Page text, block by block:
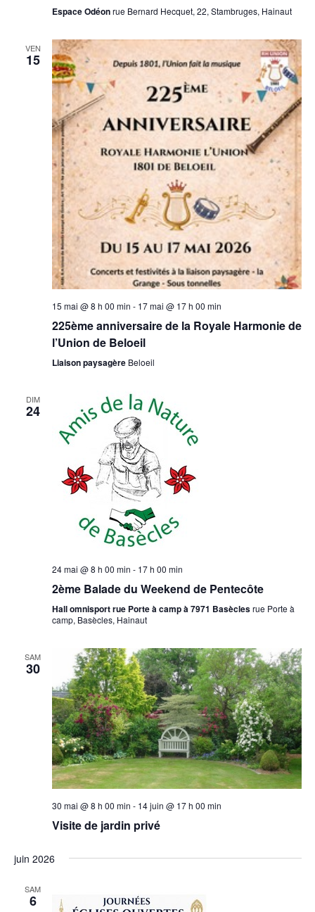
Espace Odéonrue Bernard Hecquet, 22, Stambruges, Hainaut
VEN
15
15 mai @ 8 h 00 min - 17 mai @ 17 h 00 min
225ème anniversaire de la Royale Harmonie de
l’Union de Beloeil
Liaison paysagère Beloeil
DIM
24
24 mai @ 8 h 00 min - 17 h 00 min
2ème Balade du Weekend de Pentecôte
Hall omnisport rue Porte à camp à 7971 Basèclesrue Porte à
camp, Basècles, Hainaut
SAM
30
30 mai @ 8 h 00 min - 14 juin @ 17 h 00 min
Visite de jardin privé
juin 2026
SAM
6